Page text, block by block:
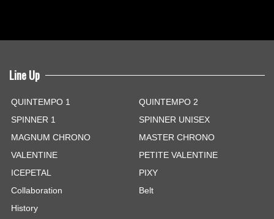
Line Up
QUINTEMPO 1
QUINTEMPO 2
SPINNER 1
SPINNER UNISEX
MAGNUM CHRONO
MASTER CHRONO
VALENTINE
PETITE VALENTINE
ICEPETAL
PIXY
Collaboration
Belt
History